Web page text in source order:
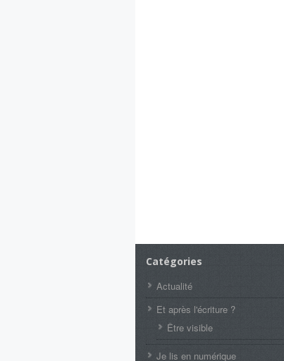
Catégories
Actualité
Et après l'écriture ?
Être visible
Je lis en numérique